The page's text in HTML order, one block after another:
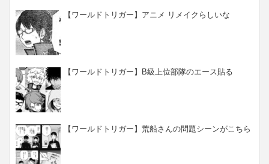
【ワールドトリガー】アニメ リメイクらしいな
【ワールドトリガー】B級上位部隊のエース貼る
【ワールドトリガー】荒船さんの問題シーンがこちら